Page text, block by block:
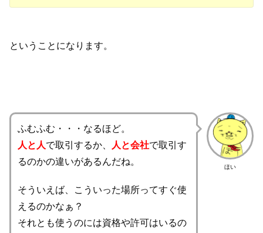
ということになります。
ほい
ふむふむ・・・なるほど。
人と人で取引するか、 人と会社で取引す
るのかの違いがあるんだね。
そういえば、こういった場所ってすぐ使
えるのかなぁ？
それとも使うのには資格や許可はいるの